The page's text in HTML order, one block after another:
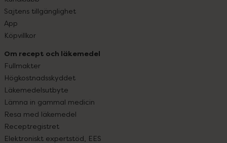
Sajtens tillgänglighet
App
Köpvillkor
Om recept och läkemedel
Fullmakter
Högkostnadsskyddet
Läkemedelsutbyte
Lämna in gammal medicin
Resa med läkemedel
Receptregistret
Elektroniskt expertstöd, EES